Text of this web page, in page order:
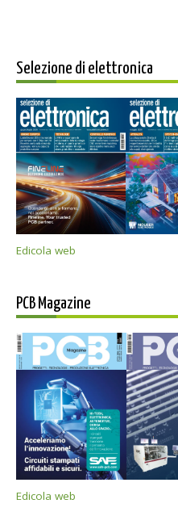
Selezione di elettronica
Edicola web
PCB Magazine
Edicola web